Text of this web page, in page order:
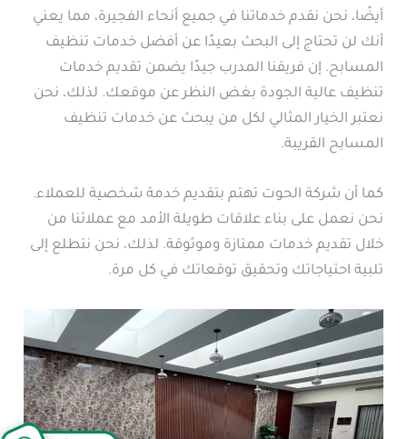
أيضًا، نحن نقدم خدماتنا في جميع أنحاء الفجيرة، مما يعني
أنك لن تحتاج إلى البحث بعيدًا عن أفضل خدمات تنظيف
المسابح. إن فريقنا المدرب جيدًا يضمن تقديم خدمات
تنظيف عالية الجودة بغض النظر عن موقعك. لذلك، نحن
نعتبر الخيار المثالي لكل من يبحث عن خدمات تنظيف
المسابح القريبة.
كما أن شركة الحوت تهتم بتقديم خدمة شخصية للعملاء.
نحن نعمل على بناء علاقات طويلة الأمد مع عملائنا من
خلال تقديم خدمات ممتازة وموثوقة. لذلك، نحن نتطلع إلى
تلبية احتياجاتك وتحقيق توقعاتك في كل مرة.